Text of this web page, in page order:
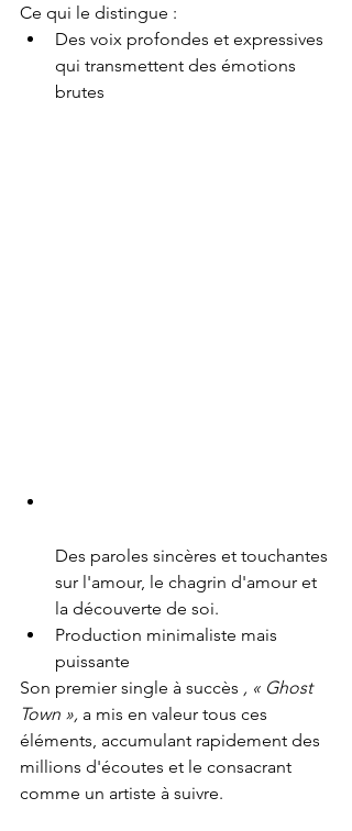
Ce qui le distingue :
Des voix profondes et expressives
qui transmettent des émotions
brutes
Des paroles sincères et touchantes
sur l'amour, le chagrin d'amour et
la découverte de soi.
Production minimaliste mais
puissante
Son premier single à succès , « Ghost
Town », a mis en valeur tous ces
éléments, accumulant rapidement des
millions d'écoutes et le consacrant
comme un artiste à suivre.